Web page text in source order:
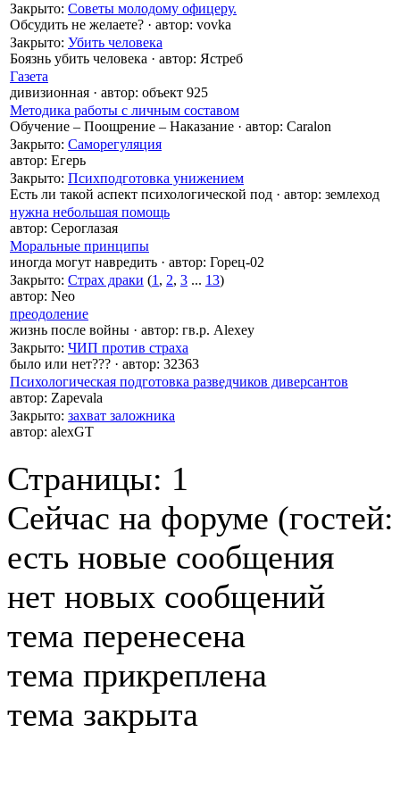
Закрыто: Советы молодому офицеру.
Обсудить не желаете? · автор: vovka
Закрыто: Убить человека
Боязнь убить человека · автор: Ястреб
Газета
дивизионная · автор: объект 925
Методика работы с личным составом
Обучение – Поощрение – Наказание · автор: Caralon
Закрыто: Саморегуляция
автор: Егерь
Закрыто: Психподготовка унижением
Есть ли такой аспект психологической под · автор: землеход
нужна небольшая помощь
автор: Сероглазая
Моральные принципы
иногда могут навредить · автор: Горец-02
Закрыто: Страх драки (1 , 2, 3 ... 13)
автор: Neo
преодоление
жизнь после войны · автор: гв.р. Alexey
Закрыто: ЧИП против страха
было или нет??? · автор: 32363
Психологическая подготовка разведчиков диверсантов
автор: Zapevala
Закрыто: захват заложника
автор: alexGT
Страницы: 1
Сейчас на форуме
есть новые сообщения
нет новых сообщений
тема перенесена
тема прикреплена
тема закрыта